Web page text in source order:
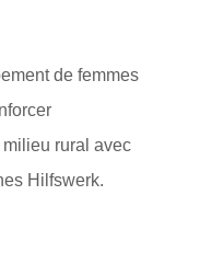
de femmes
milieu rural avec
Hilfswerk.